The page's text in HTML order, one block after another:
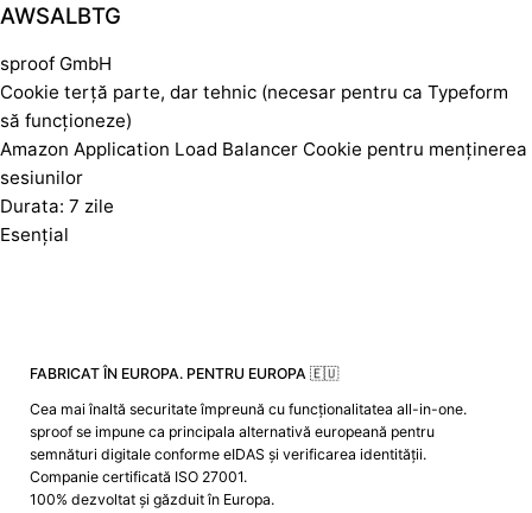
AWSALBTG
sproof GmbH
Cookie terță parte, dar tehnic (necesar pentru ca Typeform
să funcționeze)
Amazon Application Load Balancer Cookie pentru menținerea
sesiunilor
Durata: 7 zile
Esențial
FABRICAT ÎN EUROPA. PENTRU EUROPA 🇪🇺
Cea mai înaltă securitate împreună cu funcționalitatea all-in-one.
sproof se impune ca principala alternativă europeană pentru
semnături digitale conforme eIDAS și verificarea identității.
Companie certificată ISO 27001.
100% dezvoltat și găzduit în Europa.